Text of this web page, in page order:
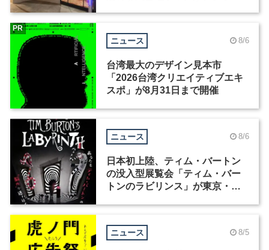
ニュース 8/6
台湾最大のデザイン見本市
「2026台湾クリエイティブエキ
スポ」が8月31日まで開催
PR
ニュース 8/6
日本初上陸、ティム・バートン
の没入型展覧会「ティム・バー
トンのラビリンス」が東京・豊
ニュース 8/5